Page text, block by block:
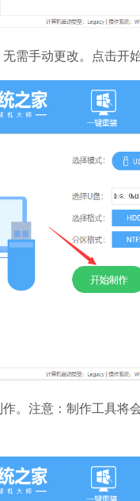
需手动更改。点击开
注意：制作工具将